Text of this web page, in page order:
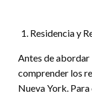
Residencia y
Antes de abordar
comprender los
Nueva York.